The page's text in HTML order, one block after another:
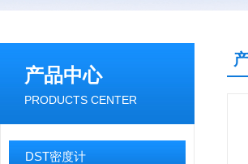
产品中心
PRODUCTS CENTER
DST密度计